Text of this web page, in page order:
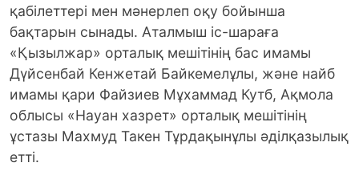
қабілеттері мен мәнерлеп оқу бойынша
бақтарын сынады. Аталмыш іс-шараға
«Қызылжар» орталық мешітінің бас имамы
Дүйсенбай Кенжетай Байкемелұлы, және найб
имамы қари Файзиев Мұхаммад Кутб, Ақмола
облысы «Науан хазрет» орталық мешітінің
ұстазы Махмуд Такен Тұрдақынұлы әділқазылық
етті.